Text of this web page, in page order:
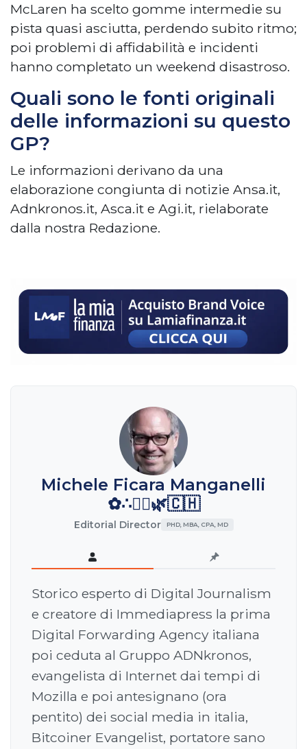
McLaren ha scelto gomme intermedie su
pista quasi asciutta, perdendo subito ritmo;
poi problemi di affidabilità e incidenti
hanno completato un weekend disastroso.
Quali sono le fonti originali
delle informazioni su questo
GP?
Le informazioni derivano da una
elaborazione congiunta di notizie Ansa.it,
Adnkronos.it, Asca.it e Agi.it, rielaborate
dalla nostra Redazione.
Michele Ficara Manganelli
✿∴♛🌿🇨🇭
Editorial Director PHD, MBA, CPA, MD
Storico esperto di Digital Journalism
e creatore di Immediapress la prima
Digital Forwarding Agency italiana
poi ceduta al Gruppo ADNkronos,
evangelista di Internet dai tempi di
Mozilla e poi antesignano (ora
pentito) dei social media in italia,
Bitcoiner Evangelist, portatore sano